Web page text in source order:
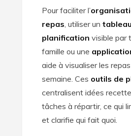
Pour faciliter l’
repas, utiliser un
planification visible par
famille ou une
aide à visualiser les
semaine. Ces outils de
centralisent idées
tâches à répartir, ce qui
et clarifie qui fait quoi.